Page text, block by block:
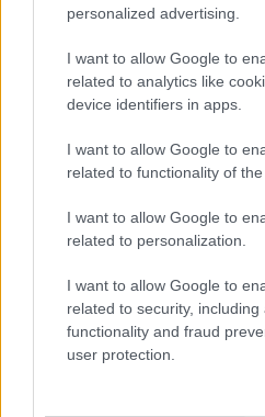
personalized advertising.
I want to allow Google to
related to analytics like
device identifiers in apps.
I want to allow Google to
related to functionality of
I want to allow Google to
related to personalization.
I want to allow Google to
related to security, including
functionality and fraud
user protection.
„NEM TÖBB EZER
EGY VÁLOGATOTT
JÓKAI MÓR ÉS A